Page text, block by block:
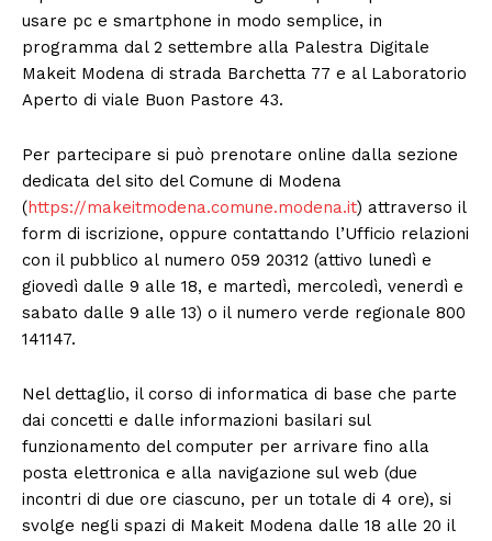
usare pc e smartphone in modo semplice, in
programma dal 2 settembre alla Palestra Digitale
Makeit Modena di strada Barchetta 77 e al Laboratorio
Aperto di viale Buon Pastore 43.
Per partecipare si può prenotare online dalla sezione
dedicata del sito del Comune di Modena
(https://makeitmodena.comune.modena.it) attraverso il
form di iscrizione, oppure contattando l’Ufficio relazioni
con il pubblico al numero 059 20312 (attivo lunedì e
giovedì dalle 9 alle 18, e martedì, mercoledì, venerdì e
sabato dalle 9 alle 13) o il numero verde regionale 800
141147.
Nel dettaglio, il corso di informatica di base che parte
dai concetti e dalle informazioni basilari sul
funzionamento del computer per arrivare fino alla
posta elettronica e alla navigazione sul web (due
incontri di due ore ciascuno, per un totale di 4 ore), si
svolge negli spazi di Makeit Modena dalle 18 alle 20 il